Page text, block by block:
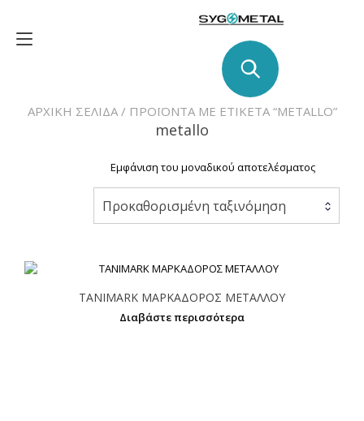
contentToggle
ΑΡΧΙΚΉ ΣΕΛΊΔΑ/ ΠΡΟΪΌΝΤΑ ΜΕ ΕΤΙΚΈΤΑ “METALLO”
metallo
Εμφάνιση του μοναδικού αποτελέσματος
Προκαθορισμένη ταξινόμηση
TANIMARK ΜΑΡΚΑΔΟΡΟΣ ΜΕΤΑΛΛΟΥ
Διαβάστε περισσότερα